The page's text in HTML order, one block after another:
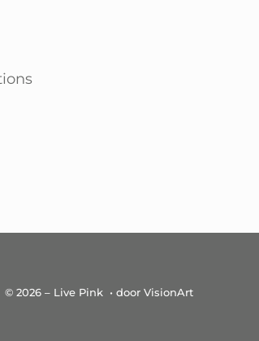
© 2026 – Live Pink • door VisionArt